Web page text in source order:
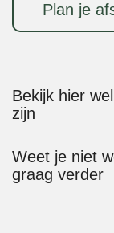
Plan je
Bekijk hier
zijn
Weet je niet
graag verder